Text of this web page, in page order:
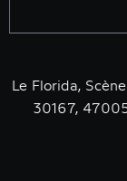
Le Florida,
30167,